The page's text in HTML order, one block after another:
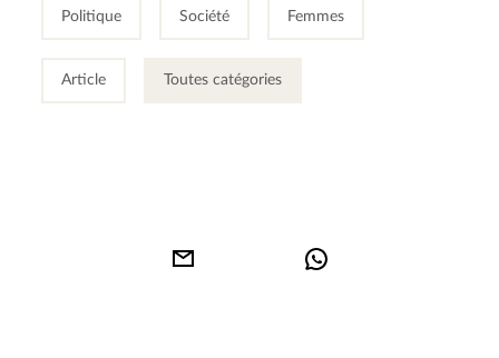
Politique Société Femmes
Article Toutes catégories